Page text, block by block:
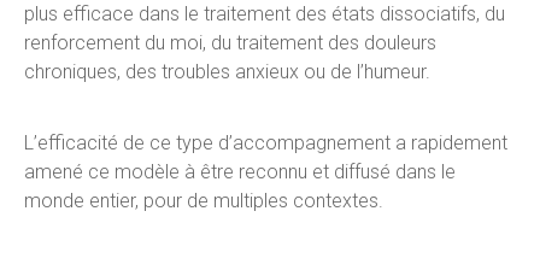
plus efficace dans le traitement des états dissociatifs, du
renforcement du moi, du traitement des douleurs
chroniques, des troubles anxieux ou de l’humeur.
L’efficacité de ce type d’accompagnement a rapidement
amené ce modèle à être reconnu et diffusé dans le
monde entier, pour de multiples contextes.